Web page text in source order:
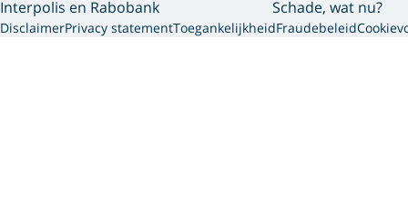
Interpolis en Rabobank
Schade, wat nu?
DisclaimerPrivacy statementToegankelijkheidFraudebeleid